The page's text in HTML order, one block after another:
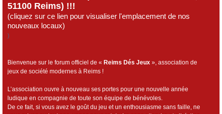
51100 Reims) !!!
(cliquez sur ce lien pour visualiser l'emplacement de nos
nouveaux locaux)
)
Bienvenue sur le forum officiel de « Reims Dés Jeux », association de
jeux de société modernes à Reims !
L’association ouvre à nouveau ses portes pour une nouvelle année
ludique en compagnie de toute son équipe de bénévoles.
De ce fait, si vous avez le goût du jeu et un enthousiasme sans faille, ne